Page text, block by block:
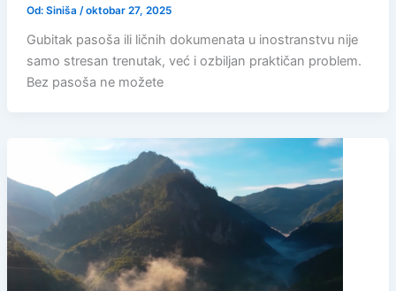
Od: Siniša /oktobar 27, 2025
Gubitak pasoša ili ličnih dokumenata u inostranstvu nije
samo stresan trenutak, već i ozbiljan praktičan problem.
Bez pasoša ne možete